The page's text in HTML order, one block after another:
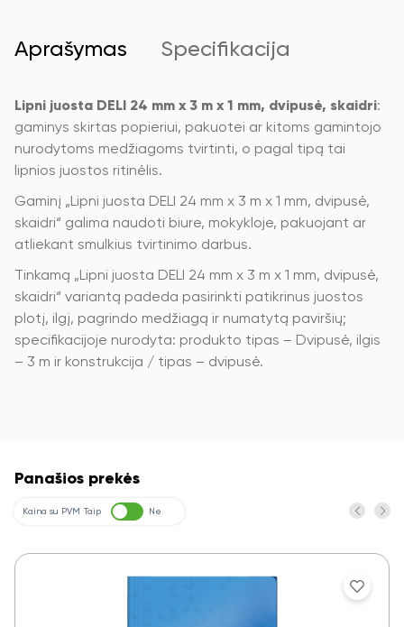
1
skaidri
Aprašymas Specifikacija
Lipni juosta DELI 24 mm x 3 m x 1 mm, dvipusė, skaidri:
gaminys skirtas popieriui, pakuotei ar kitoms gamintojo
nurodytoms medžiagoms tvirtinti, o pagal tipą tai
lipnios juostos ritinėlis.
Gaminį „Lipni juosta DELI 24 mm x 3 m x 1 mm, dvipusė,
skaidri“ galima naudoti biure, mokykloje, pakuojant ar
atliekant smulkius tvirtinimo darbus.
Tinkamą „Lipni juosta DELI 24 mm x 3 m x 1 mm, dvipusė,
skaidri“ variantą padeda pasirinkti patikrinus juostos
plotį, ilgį, pagrindo medžiagą ir numatytą paviršių;
specifikacijoje nurodyta: produkto tipas – Dvipusė, ilgis
– 3 m ir konstrukcija / tipas – dvipusė.
Panašios prekės
Kaina su PVM Taip Ne